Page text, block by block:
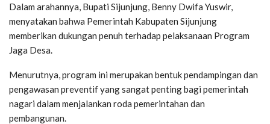
Dalam arahannya, Bupati Sijunjung, Benny Dwifa Yuswir,
menyatakan bahwa Pemerintah Kabupaten Sijunjung
memberikan dukungan penuh terhadap pelaksanaan Program
Jaga Desa.
Menurutnya, program ini merupakan bentuk pendampingan dan
pengawasan preventif yang sangat penting bagi pemerintah
nagari dalam menjalankan roda pemerintahan dan
pembangunan.